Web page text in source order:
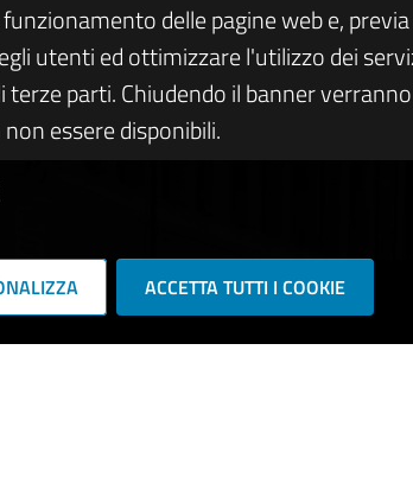
delle pagine web e,
utenti ed ottimizzare l'utilizzo dei
parti. Chiudendo il banner
essere disponibili.
ACCETTA TUTTI I COOKIE